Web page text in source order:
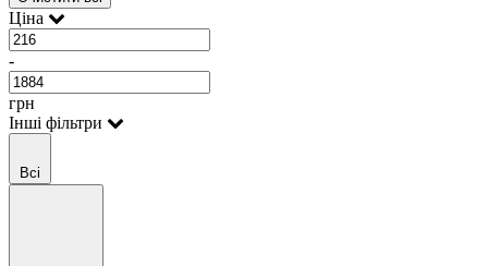
Ціна
-
грн
Інші фільтри
Всі